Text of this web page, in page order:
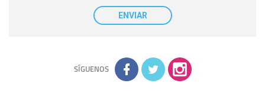
con carácter general, sólo el personal de
nuestra entidad que esté debidamente autorizado podrá
tener conocimiento de la información que le pedimos. No se
comunicarán datos a terceros.
adicional y detallada sobre cómo tratamos sus datos en la
política de privacidad
ENVIAR
SÍGUENOS